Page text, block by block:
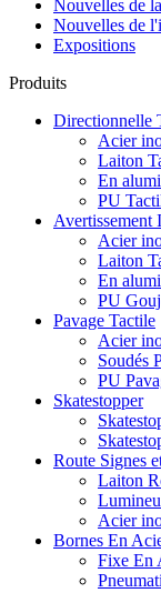
Nouvelles de
Nouvelles de
Expositions
Produits
Directionnelle
Acier
Laiton
En
PU
Avertissement
Acier
Laiton
En
PU
Pavage Tactile
Acier
Soudés
PU
Skatestopper
Route Signes
Laiton
Acier
Bornes En
Fixe En